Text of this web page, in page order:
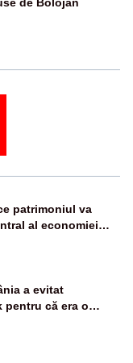
patrimoniul va
al economiei
a evitat
pentru că era o
și fondurile de